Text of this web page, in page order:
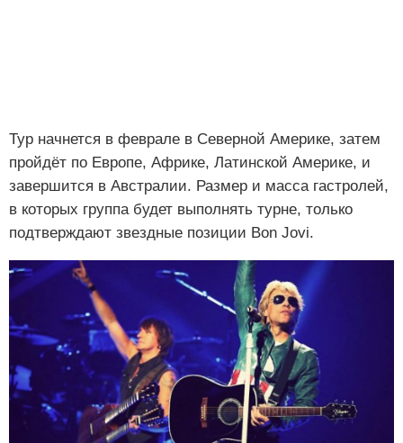
Тур начнется в феврале в Северной Америке, затем
пройдёт по Европе, Африке, Латинской Америке, и
завершится в Австралии. Размер и масса гастролей,
в которых группа будет выполнять турне, только
подтверждают звездные позиции Bon Jovi.